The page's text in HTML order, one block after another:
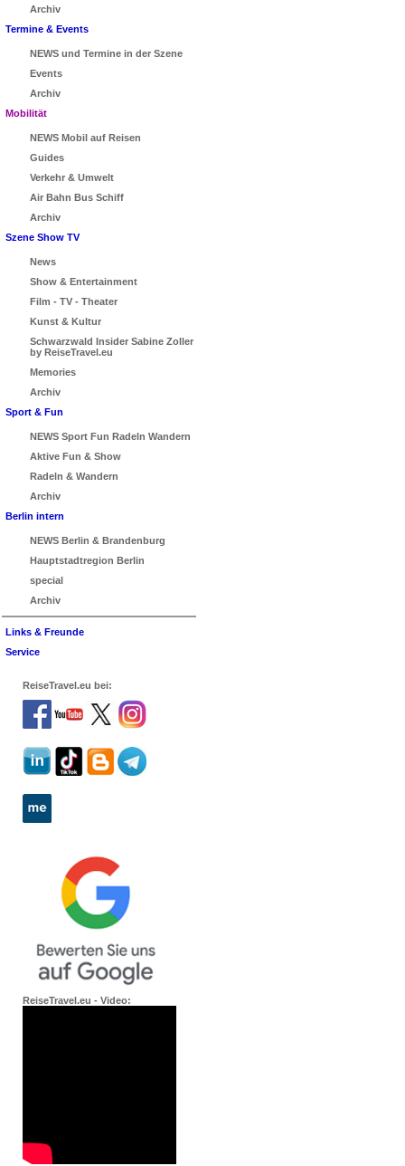
Archiv
Termine & Events
NEWS und Termine in der Szene
Events
Archiv
Mobilität
NEWS Mobil auf Reisen
Guides
Verkehr & Umwelt
Air Bahn Bus Schiff
Archiv
Szene Show TV
News
Show & Entertainment
Film - TV - Theater
Kunst & Kultur
Schwarzwald Insider Sabine Zoller
by ReiseTravel.eu
Memories
Archiv
Sport & Fun
NEWS Sport Fun Radeln Wandern
Aktive Fun & Show
Radeln & Wandern
Archiv
Berlin intern
NEWS Berlin & Brandenburg
Hauptstadtregion Berlin
special
Archiv
Links & Freunde
Service
ReiseTravel.eu bei:
ReiseTravel.eu - Video: